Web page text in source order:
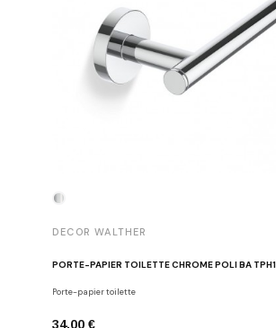
DECOR WALTHER
PORTE-PAPIER TOILETTE CHROME POLI BA TPH1
Porte-papier toilette
34,00 €